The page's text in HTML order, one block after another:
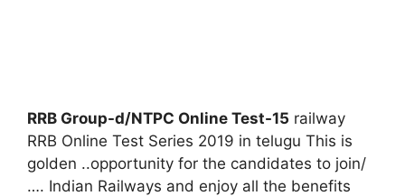
RRB Group-d/NTPC Online Test-15 railway
RRB Online Test Series 2019 in telugu This is
golden ..opportunity for the candidates to join/
…. Indian Railways and enjoy all the benefits